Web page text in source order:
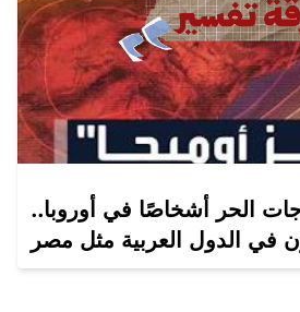
الحر أشخاصًا في أوروبا..